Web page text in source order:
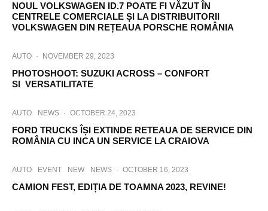
NOUL VOLKSWAGEN ID.7 POATE FI VĂZUT ÎN
CENTRELE COMERCIALE ȘI LA DISTRIBUITORII
VOLKSWAGEN DIN REȚEAUA PORSCHE ROMÂNIA
AUTO · NOVEMBER 29, 2023
PHOTOSHOOT: SUZUKI ACROSS – CONFORT
SI VERSATILITATE
AUTO NEWS · OCTOBER 24, 2023
FORD TRUCKS ÎȘI EXTINDE RETEAUA DE SERVICE DIN
ROMÂNIA CU INCA UN SERVICE LA CRAIOVA
AUTO EVENT NEW NEWS · OCTOBER 16, 2023
CAMION FEST, EDIȚIA DE TOAMNA 2023, REVINE!